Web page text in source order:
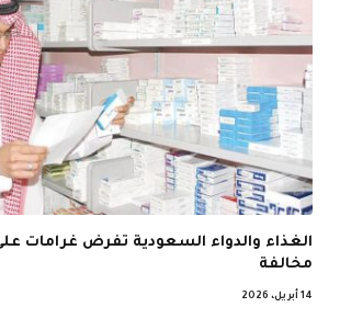
مخالفة
14 أبريل، 2026